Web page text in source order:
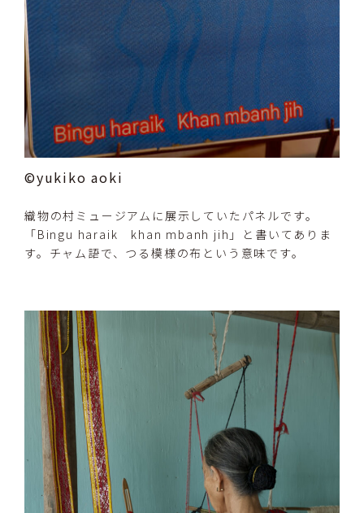
©yukiko aoki
織物の村ミュージアムに展示していたパネルです。
「Bingu haraik khan mbanh jih」と書いてありま
す。チャム語で、つる模様の布という意味です。